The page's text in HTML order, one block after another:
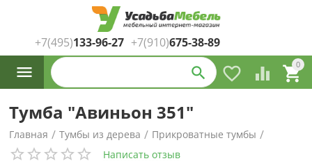
+7(495)133-96-27 +7(910)675-38-89
0

 

Каталог
товаров
Тумба "Авиньон 351"
Главная / Тумбы из дерева / Прикроватные тумбы /
Написать отзыв